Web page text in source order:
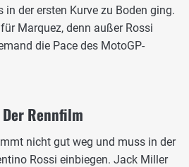
in der ersten Kurve zu Boden ging.
Marquez, denn außer Rossi
die Pace des MotoGP-
Rennfilm
nicht gut weg und muss in der
Rossi einbiegen. Jack Miller